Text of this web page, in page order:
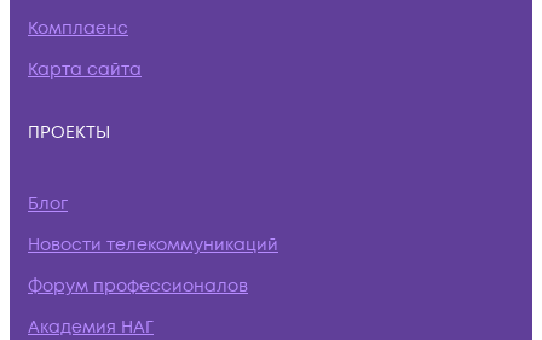
Комплаенс
Карта сайта
ПРОЕКТЫ
Блог
Новости телекоммуникаций
Форум профессионалов
Академия НАГ